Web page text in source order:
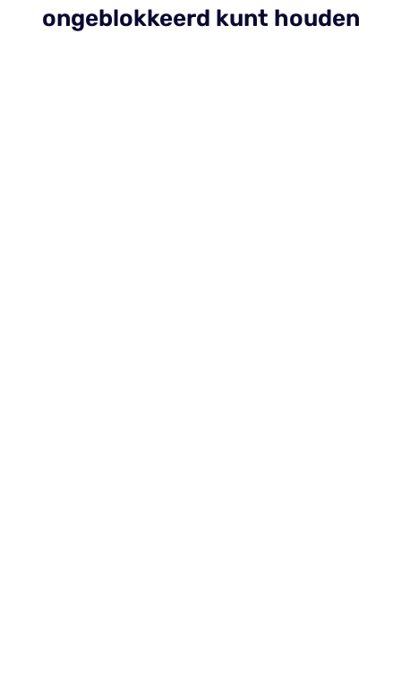
ongeblokkeerd kunt houden